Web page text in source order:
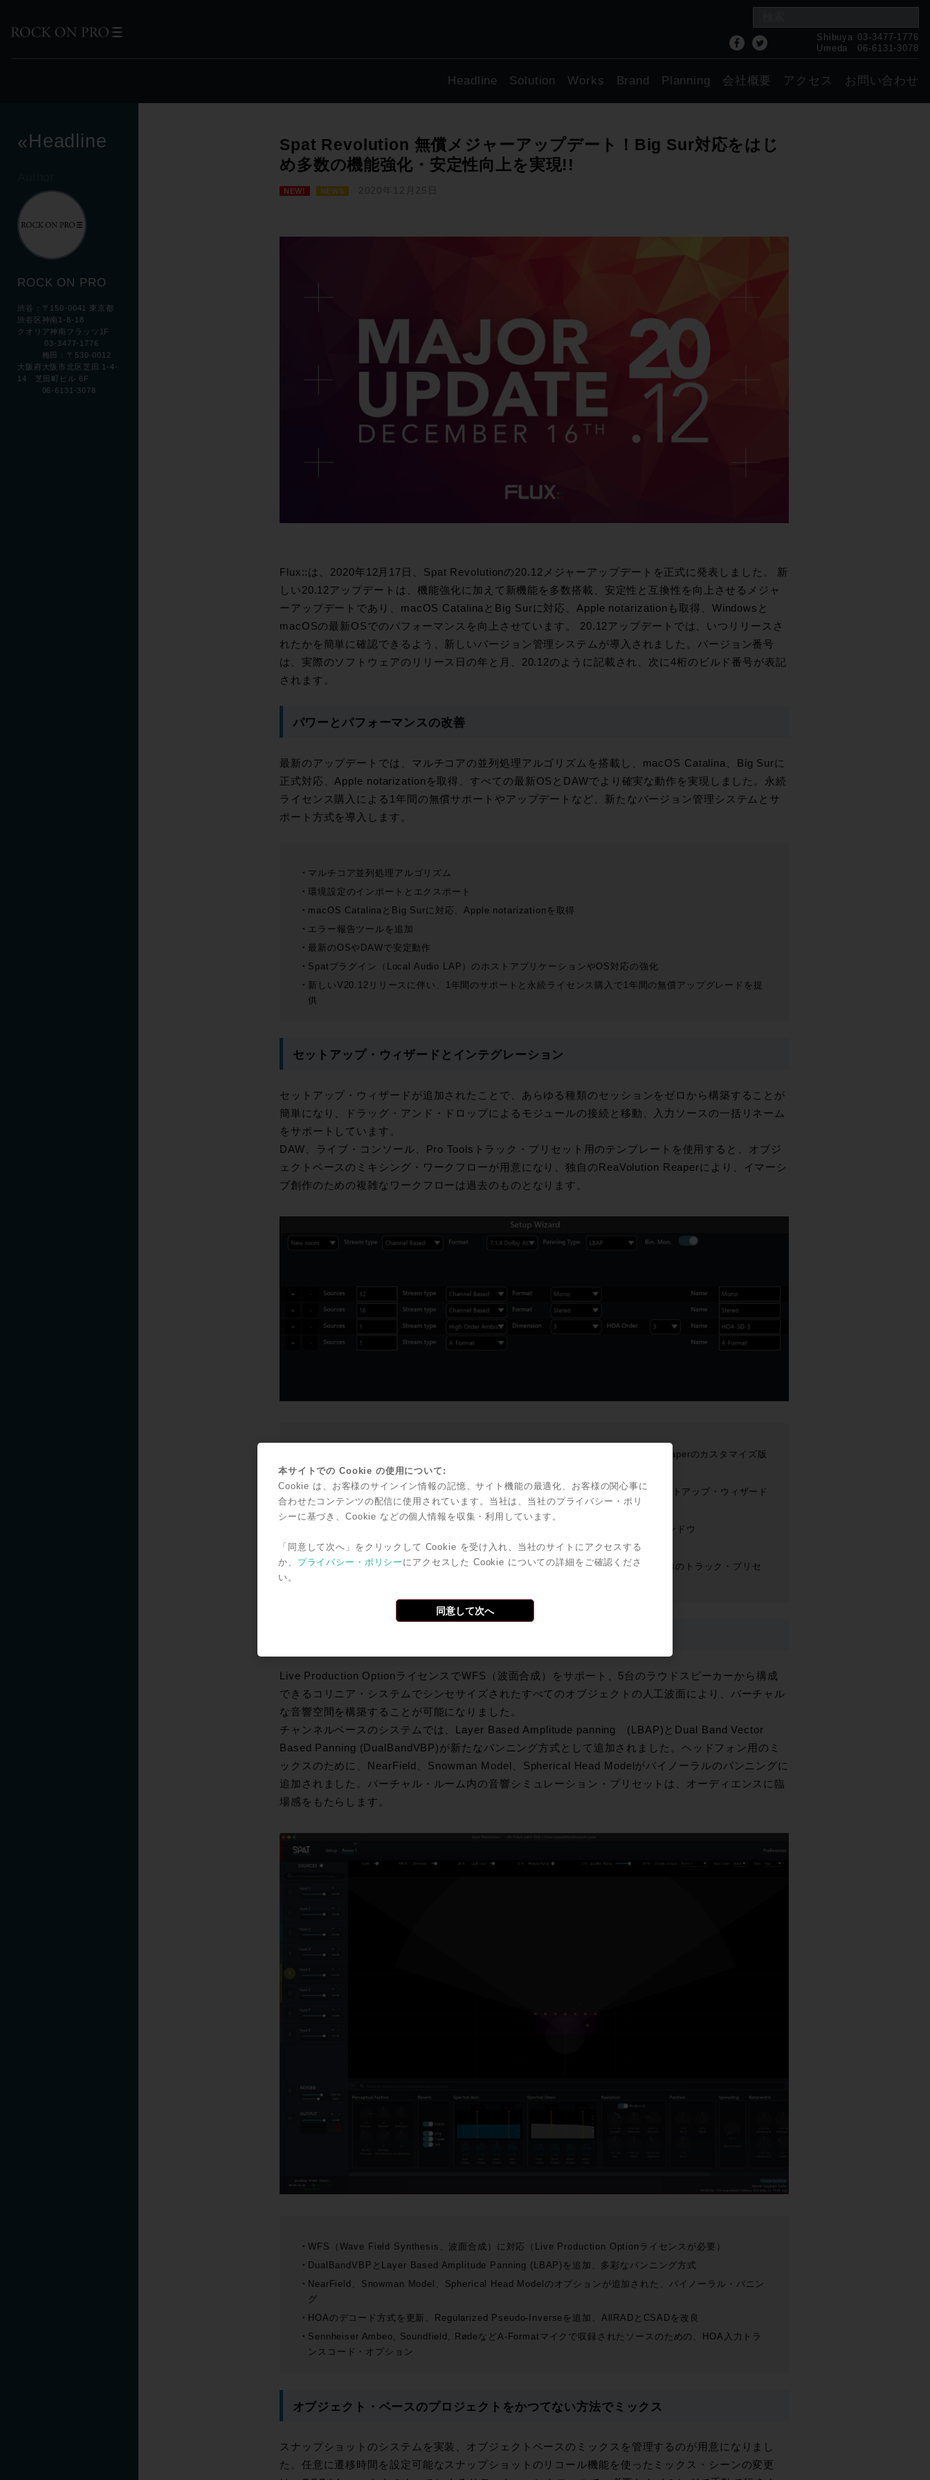
Shibuya 03-3477-1776
Umeda
06-6131-3078
Headline Solution Works Brand Planning 会社概要 アクセス お問い合わせ
«Headline
ROCK ON PRO
渋谷：〒150-0041 東京都
渋谷区神南1-8-18
クオリア神南フラッツ1F
03-3477-1776
梅田：〒530-0012
大阪府大阪市北区芝田 1-4-
14 芝田町ビル 6F
06-6131-3078
Spat Revolution 無償メジャーアップデート！Big Sur対応をはじ
め多数の機能強化・安定性向上を実現!!
NEW! NEWS 2020年12月25日
Flux::は、2020年12月17日、Spat Revolutionの20.12メジャーアップデートを正式に発表しました。 新
しい20.12アップデートは、機能強化に加えて新機能を多数搭載、安定性と互換性を向上させるメジャ
ーアップデートであり、macOS CatalinaとBig Surに対応、Apple notarizationも取得、Windowsと
macOSの最新OSでのパフォーマンスを向上させています。 20.12アップデートでは、いつリリースさ
れたかを簡単に確認できるよう、新しいバージョン管理システムが導入されました。バージョン番号
は、実際のソフトウェアのリリース日の年と月、20.12のように記載され、次に4桁のビルド番号が表記
されます。
パワーとパフォーマンスの改善
最新のアップデートでは、マルチコアの並列処理アルゴリズムを搭載し、macOS Catalina、Big Surに
正式対応、Apple notarizationを取得、すべての最新OSとDAWでより確実な動作を実現しました。永続
ライセンス購入による1年間の無償サポートやアップデートなど、新たなバージョン管理システムとサ
ポート方式を導入します。
マルチコア並列処理アルゴリズム
環境設定のインポートとエクスポート
macOS CatalinaとBig Surに対応、Apple notarizationを取得
エラー報告ツールを追加
最新のOSやDAWで安定動作
Spatプラグイン（Local Audio LAP）のホストアプリケーションやOS対応の強化
新しいV20.12リリースに伴い、1年間のサポートと永続ライセンス購入で1年間の無償アップグレードを提
供
セットアップ・ウィザードとインテグレーション
セットアップ・ウィザードが追加されたことで、あらゆる種類のセッションをゼロから構築することが
簡単になり、ドラッグ・アンド・ドロップによるモジュールの接続と移動、入力ソースの一括リネーム
をサポートしています。
DAW、ライブ・コンソール、Pro Toolsトラック・プリセット用のテンプレートを使用すると、オブジ
ェクトベースのミキシング・ワークフローが用意になり、独自のReaVolution Reaperにより、イマーシ
ブ創作のための複雑なワークフローは過去のものとなります。
ReaVolution: Spatによるイマーシブ・ワークフローとの統合を容易にするためのReaperのカスタマイズ版
Avid VENUE S6L、DiGiCo SD、SSLライブ・ライブコンソール用のテンプレート
様々な立体音響フォーマットで任意の規模のセッションを迅速に作成するためのセットアップ・ウィザード
AmbiX、B-FormatのHOAプリセットとトランスコード方法を更新
ハードウェア・パッチを構成するための入力のネーミングとI/Oマトリックス・ウィンドウ
モジュールをドラッグ＆ムーブ、ドラッグ＆コネクト可能に
Avid ProTools、Ableton Live、Logic、Nuendo、Merging Pyramix、Avid ProToolsのトラック・プリセ
Live Production OptionライセンスでWFS（波面合成）をサポート、5台のラウドスピーカーから構成
できるコリニア・システムでシンセサイズされたすべてのオブジェクトの人工波面により、バーチャル
な音響空間を構築することが可能になりました。
チャンネルベースのシステムでは、Layer Based Amplitude panning (LBAP)とDual Band Vector
Based Panning (DualBandVBP)が新たなパンニング方式として追加されました。ヘッドフォン用のミ
ックスのために、NearField、Snowman Model、Spherical Head Modelがバイノーラルのパンニングに
追加されました。バーチャル・ルーム内の音響シミュレーション・プリセットは、オーディエンスに臨
場感をもたらします。
WFS（Wave Field Synthesis、波面合成）に対応（Live Production Optionライセンスが必要）
DualBandVBPとLayer Based Amplitude Panning (LBAP)を追加、多彩なパンニング方式
NearField、Snowman Model、Spherical Head Modelのオプションが追加された、バイノーラル・パニン
グ
HOAのデコード方式を更新、Regularized Pseudo-Inverseを追加、AllRADとCSADを改良
Sennheiser Ambeo, Soundfield, RødeなどA-Formatマイクで収録されたソースのための、HOA入力トラ
ンスコード・オプション
オブジェクト・ベースのプロジェクトをかつてない方法でミックス
スナップショットのシステムを実装、オブジェクトベースのミックスを管理するのが用意になりまし
た。任意に遷移時間を設定可能なスナップショットのリコール機能を使ったミックス・シーンの変更
本サイトでの Cookie の使用について:
Cookie は、お客様のサインイン情報の記憶、サイト機能の最適化、お客様の関心事に
合わせたコンテンツの配信に使用されています。当社は、当社のプライバシー・ポリ
シーに基づき、Cookie などの個人情報を収集・利用しています。
「同意して次へ」をクリックして Cookie を受け入れ、当社のサイトにアクセスする
か、 プライバシー・ポリシー にアクセスした Cookie についての詳細をご確認くださ
い。
同意して次へ